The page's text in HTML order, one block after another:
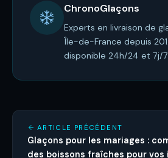
ChronoGlaçons
Experts en livraison de
Île-de-France depuis
disponible 24h/24 et 7j/7.
ARTICLE PRÉCÉDENT
Glaçons pour les mariages :
des boissons fraîches pour vos